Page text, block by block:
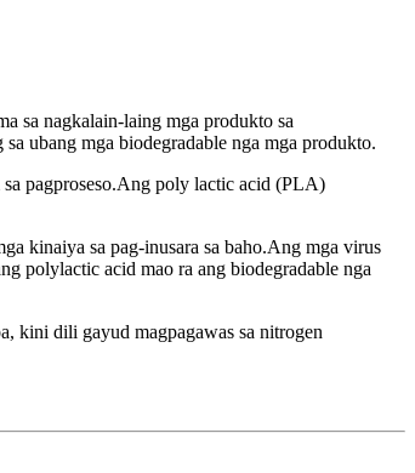
sa nagkalain-laing mga produkto sa
ubang mga biodegradable nga mga produkto.
pagproseso.Ang poly lactic acid (PLA)
kinaiya sa pag-inusara sa baho.Ang mga virus
polylactic acid mao ra ang biodegradable nga
kini dili gayud magpagawas sa nitrogen